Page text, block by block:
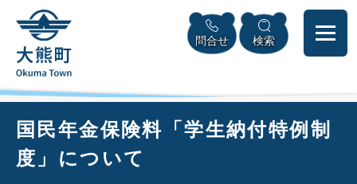
頭
メニューを飛ばして本文へ
問合せ 検索
国民年金保険料「学生納付特例制
度」について